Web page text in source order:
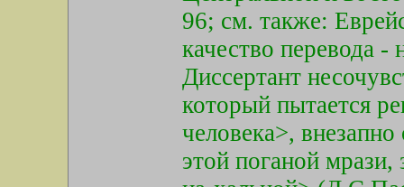
96; см. также:
качество перевода -
Диссертант
который пытается
человека>,
этой поганой